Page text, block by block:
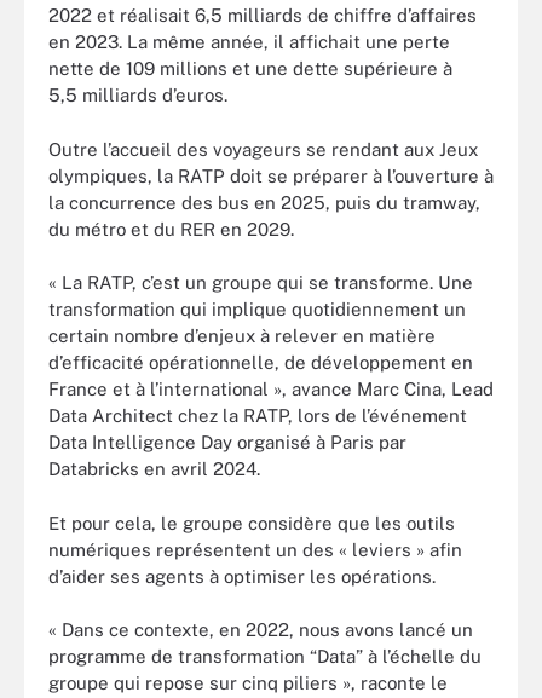
2022 et réalisait 6,5 milliards de chiffre d’affaires
en 2023. La même année, il affichait une perte
nette de 109 millions et une dette supérieure à
5,5 milliards d’euros.
Outre l’accueil des voyageurs se rendant aux Jeux
olympiques, la RATP doit se préparer à l’ouverture à
la concurrence des bus en 2025, puis du tramway,
du métro et du RER en 2029.
« La RATP, c’est un groupe qui se transforme. Une
transformation qui implique quotidiennement un
certain nombre d’enjeux à relever en matière
d’efficacité opérationnelle, de développement en
France et à l’international », avance Marc Cina, Lead
Data Architect chez la RATP, lors de l’événement
Data Intelligence Day organisé à Paris par
Databricks en avril 2024.
Et pour cela, le groupe considère que les outils
numériques représentent un des « leviers » afin
d’aider ses agents à optimiser les opérations.
« Dans ce contexte, en 2022, nous avons lancé un
programme de transformation “Data” à l’échelle du
groupe qui repose sur cinq piliers », raconte le